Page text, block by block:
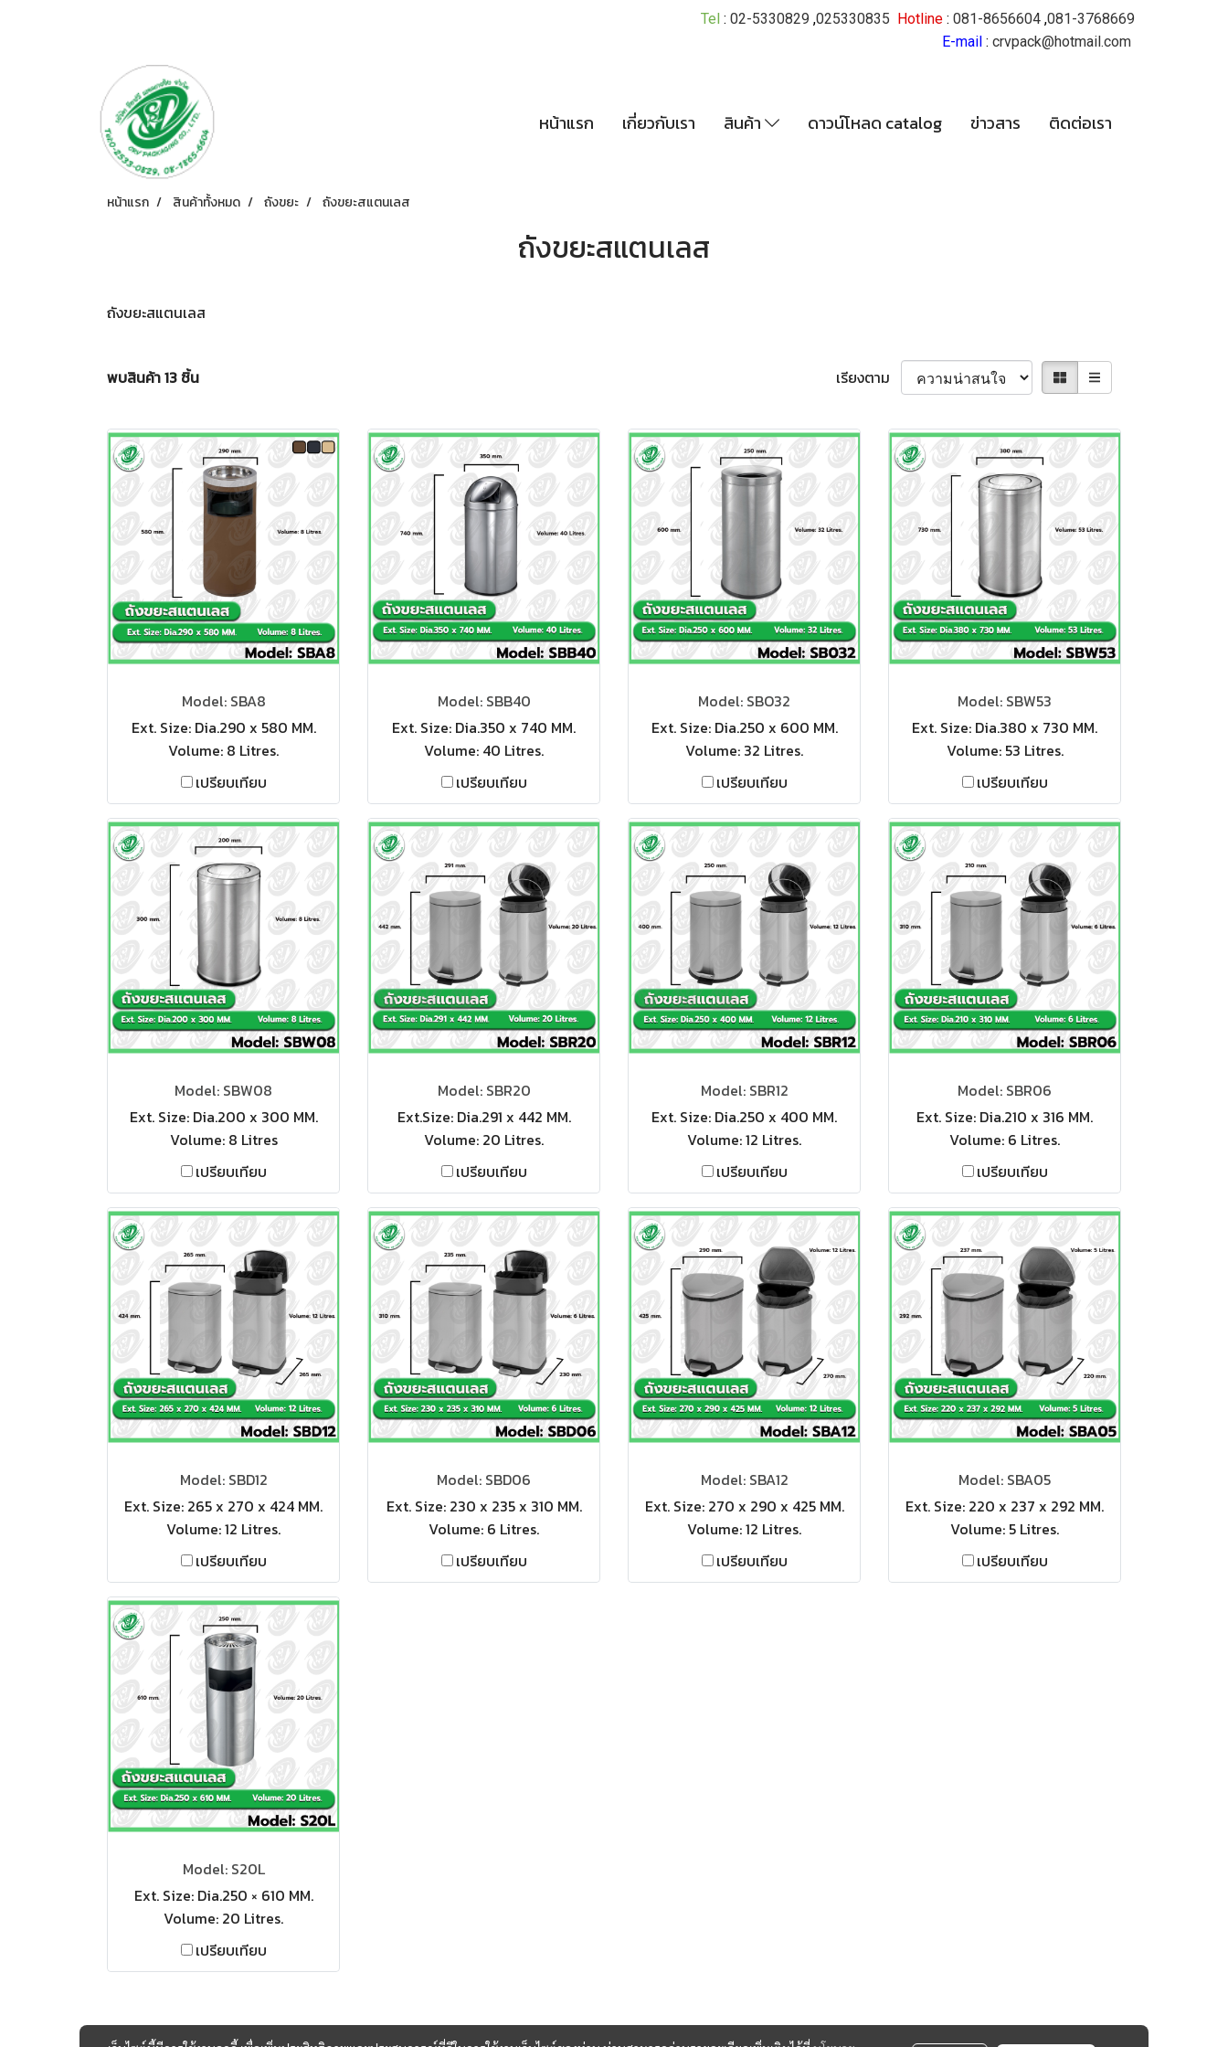
Tel : 02-5330829 ,025330835 Hotline : 081-8656604 ,081-3768669
E-mail : crvpack@hotmail.com
หน้าแรก เกี่ยวกับเรา สินค้า ดาวน์โหลด catalog ข่าวสาร ติดต่อเรา
หน้าแรก สินค้าทั้งหมด ถังขยะ ถังขยะสแตนเลส
ถังขยะสแตนเลส
ถังขยะสแตนเลส
พบสินค้า 13 ชิ้น เรียงตาม
Model: SBA8
Ext. Size: Dia.290 x 580 MM.
Volume: 8 Litres.
เปรียบเทียบ
Model: SBB40
Ext. Size: Dia.350 x 740 MM.
Volume: 40 Litres.
เปรียบเทียบ
Model: SBO32
Ext. Size: Dia.250 x 600 MM.
Volume: 32 Litres.
เปรียบเทียบ
Model: SBW53
Ext. Size: Dia.380 x 730 MM.
Volume: 53 Litres.
เปรียบเทียบ
Model: SBW08
Ext. Size: Dia.200 x 300 MM.
Volume: 8 Litres
เปรียบเทียบ
Model: SBR20
Ext.Size: Dia.291 x 442 MM.
Volume: 20 Litres.
เปรียบเทียบ
Model: SBR12
Ext. Size: Dia.250 x 400 MM.
Volume: 12 Litres.
เปรียบเทียบ
Model: SBR06
Ext. Size: Dia.210 x 316 MM.
Volume: 6 Litres.
เปรียบเทียบ
Model: SBD12
Ext. Size: 265 x 270 x 424 MM.
Volume: 12 Litres.
เปรียบเทียบ
Model: SBD06
Ext. Size: 230 x 235 x 310 MM.
Volume: 6 Litres.
เปรียบเทียบ
Model: SBA12
Ext. Size: 270 x 290 x 425 MM.
Volume: 12 Litres.
เปรียบเทียบ
Model: SBA05
Ext. Size: 220 x 237 x 292 MM.
Volume: 5 Litres.
เปรียบเทียบ
Model: S20L
Ext. Size: Dia.250 × 610 MM.
Volume: 20 Litres.
เปรียบเทียบ